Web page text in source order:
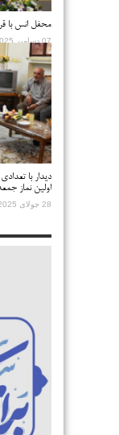
محفل انس با
07 دسامبر 2025
دیدار با
اولین نماز
28 جولای 2025